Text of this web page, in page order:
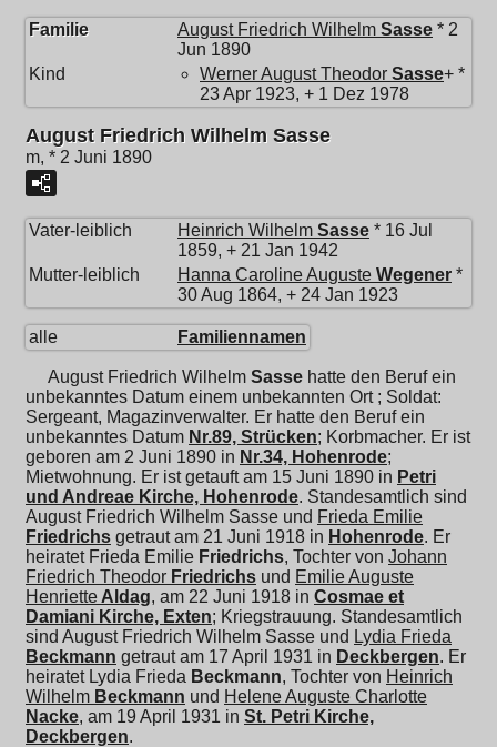
Familie August Friedrich Wilhelm Sasse * 2
Jun 1890
Kind
Werner August Theodor Sasse+ *
23 Apr 1923, + 1 Dez 1978
August Friedrich Wilhelm Sasse
m, * 2 Juni 1890
Vater-leiblich Heinrich Wilhelm Sasse * 16 Jul
1859, + 21 Jan 1942
Mutter-leiblich
Hanna Caroline Auguste Wegener *
30 Aug 1864, + 24 Jan 1923
alle Familiennamen
August Friedrich Wilhelm Sasse hatte den Beruf ein
unbekanntes Datum einem unbekannten Ort ; Soldat:
Sergeant, Magazinverwalter. Er hatte den Beruf ein
unbekanntes Datum Nr.89, Strücken; Korbmacher. Er ist
geboren am 2 Juni 1890 in Nr.34, Hohenrode;
Mietwohnung. Er ist getauft am 15 Juni 1890 in Petri
und Andreae Kirche, Hohenrode. Standesamtlich sind
August Friedrich Wilhelm Sasse und Frieda Emilie
Friedrichs getraut am 21 Juni 1918 in Hohenrode. Er
heiratet Frieda Emilie Friedrichs, Tochter von Johann
Friedrich Theodor Friedrichs und Emilie Auguste
Henriette Aldag, am 22 Juni 1918 in Cosmae et
Damiani Kirche, Exten; Kriegstrauung. Standesamtlich
sind August Friedrich Wilhelm Sasse und Lydia Frieda
Beckmann getraut am 17 April 1931 in Deckbergen. Er
heiratet Lydia Frieda Beckmann, Tochter von Heinrich
Wilhelm Beckmann und Helene Auguste Charlotte
Nacke, am 19 April 1931 in St. Petri Kirche,
Deckbergen.